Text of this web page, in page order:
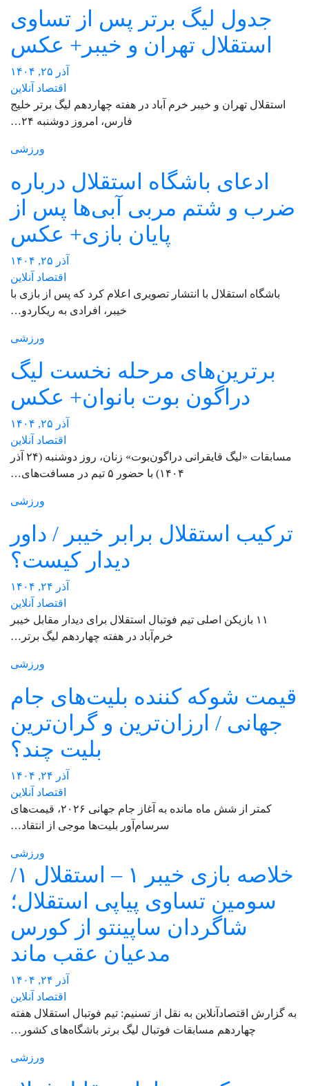
جدول لیگ برتر پس از تساوی
استقلال تهران و خیبر+ عکس
آذر ۲۵, ۱۴۰۴
اقتصاد آنلاین
استقلال تهران و خیبر خرم آباد در هفته چهاردهم لیگ برتر خلیج
فارس، امروز دوشنبه ۲۴…
ورزشی
ادعای باشگاه استقلال درباره
ضرب و شتم مربی آبی‌ها پس از
پایان بازی+ عکس
آذر ۲۵, ۱۴۰۴
اقتصاد آنلاین
باشگاه استقلال با انتشار تصویری اعلام کرد که پس از بازی با
خیبر، افرادی به ریکاردو…
ورزشی
برترین‌های مرحله نخست لیگ
دراگون بوت بانوان+ عکس
آذر ۲۵, ۱۴۰۴
اقتصاد آنلاین
مسابقات «لیگ قایقرانی دراگون‌بوت» زنان، روز دوشنبه (۲۴ آذر
۱۴۰۴) با حضور ۵ تیم در مسافت‌های…
ورزشی
ترکیب استقلال برابر خیبر / داور
دیدار کیست؟
آذر ۲۴, ۱۴۰۴
اقتصاد آنلاین
۱۱ بازیکن اصلی تیم فوتبال استقلال برای دیدار مقابل خیبر
خرم‌آباد در هفته چهاردهم لیگ برتر…
ورزشی
قیمت شوکه کننده بلیت‌های جام
جهانی / ارزان‌ترین و گران‌ترین
بلیت چند؟
آذر ۲۴, ۱۴۰۴
اقتصاد آنلاین
کمتر از شش ماه مانده به آغاز جام جهانی ۲۰۲۶، قیمت‌های
سرسام‌آور بلیت‌ها موجی از انتقاد…
ورزشی
خلاصه بازی خیبر ۱ – استقلال ۱/
سومین تساوی پیاپی استقلال؛
شاگردان ساپینتو از کورس
مدعیان عقب ماند
آذر ۲۴, ۱۴۰۴
اقتصاد آنلاین
به گزارش اقتصادآنلاین به نقل از تسنیم: تیم فوتبال استقلال هفته
چهاردهم مسابقات فوتبال لیگ برتر باشگاه‌های کشور…
ورزشی